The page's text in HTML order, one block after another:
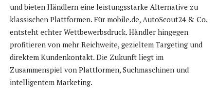
und bieten Händlern eine leistungsstarke Alternative zu
klassischen Plattformen. Für mobile.de, AutoScout24 & Co.
entsteht echter Wettbewerbsdruck. Händler hingegen
profitieren von mehr Reichweite, gezieltem Targeting und
direktem Kundenkontakt. Die Zukunft liegt im
Zusammenspiel von Plattformen, Suchmaschinen und
intelligentem Marketing.